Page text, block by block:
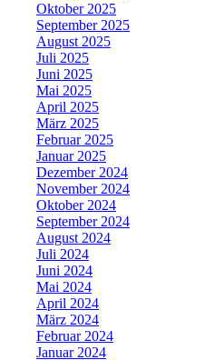
Oktober 2025
September 2025
August 2025
Juli 2025
Juni 2025
Mai 2025
April 2025
März 2025
Februar 2025
Januar 2025
Dezember 2024
November 2024
Oktober 2024
September 2024
August 2024
Juli 2024
Juni 2024
Mai 2024
April 2024
März 2024
Februar 2024
Januar 2024